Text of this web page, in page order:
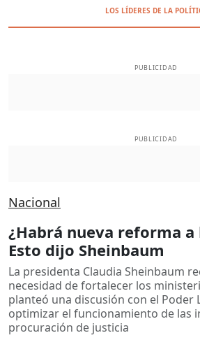
LOS LÍDERES DE LA
PUBLICIDAD
PUBLICIDAD
Nacional
¿Habrá nueva reforma a
Esto dijo Sheinbaum
La presidenta Claudia Sheinbaum
necesidad de fortalecer los
planteó una discusión con el Poder
optimizar el funcionamiento de las
procuración de justicia